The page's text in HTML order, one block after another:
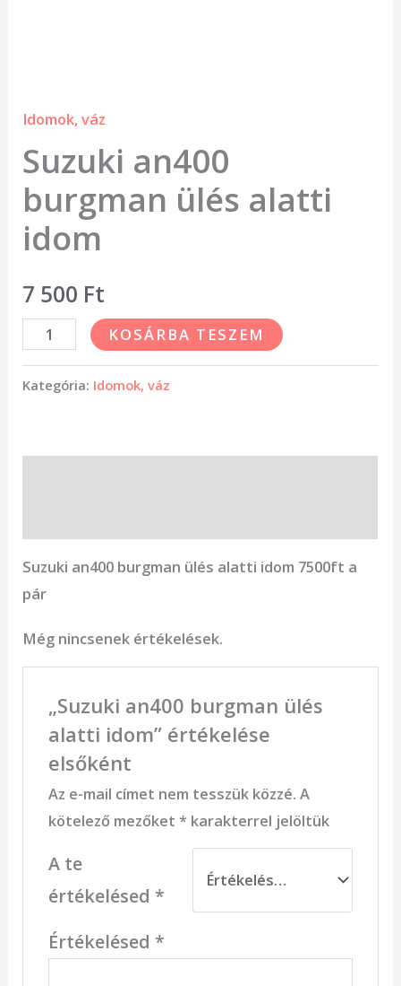
Idomok, váz
Suzuki an400
burgman ülés alatti
idom
7 500 Ft
KOSÁRBA TESZEM
Kategória: Idomok, váz
Suzuki an400 burgman ülés alatti idom 7500ft a
pár
Még nincsenek értékelések.
„Suzuki an400 burgman ülés
alatti idom” értékelése
elsőként
Az e-mail címet nem tesszük közzé. A
kötelező mezőket *karakterrel jelöltük
A te
értékelésed *
Értékelésed *